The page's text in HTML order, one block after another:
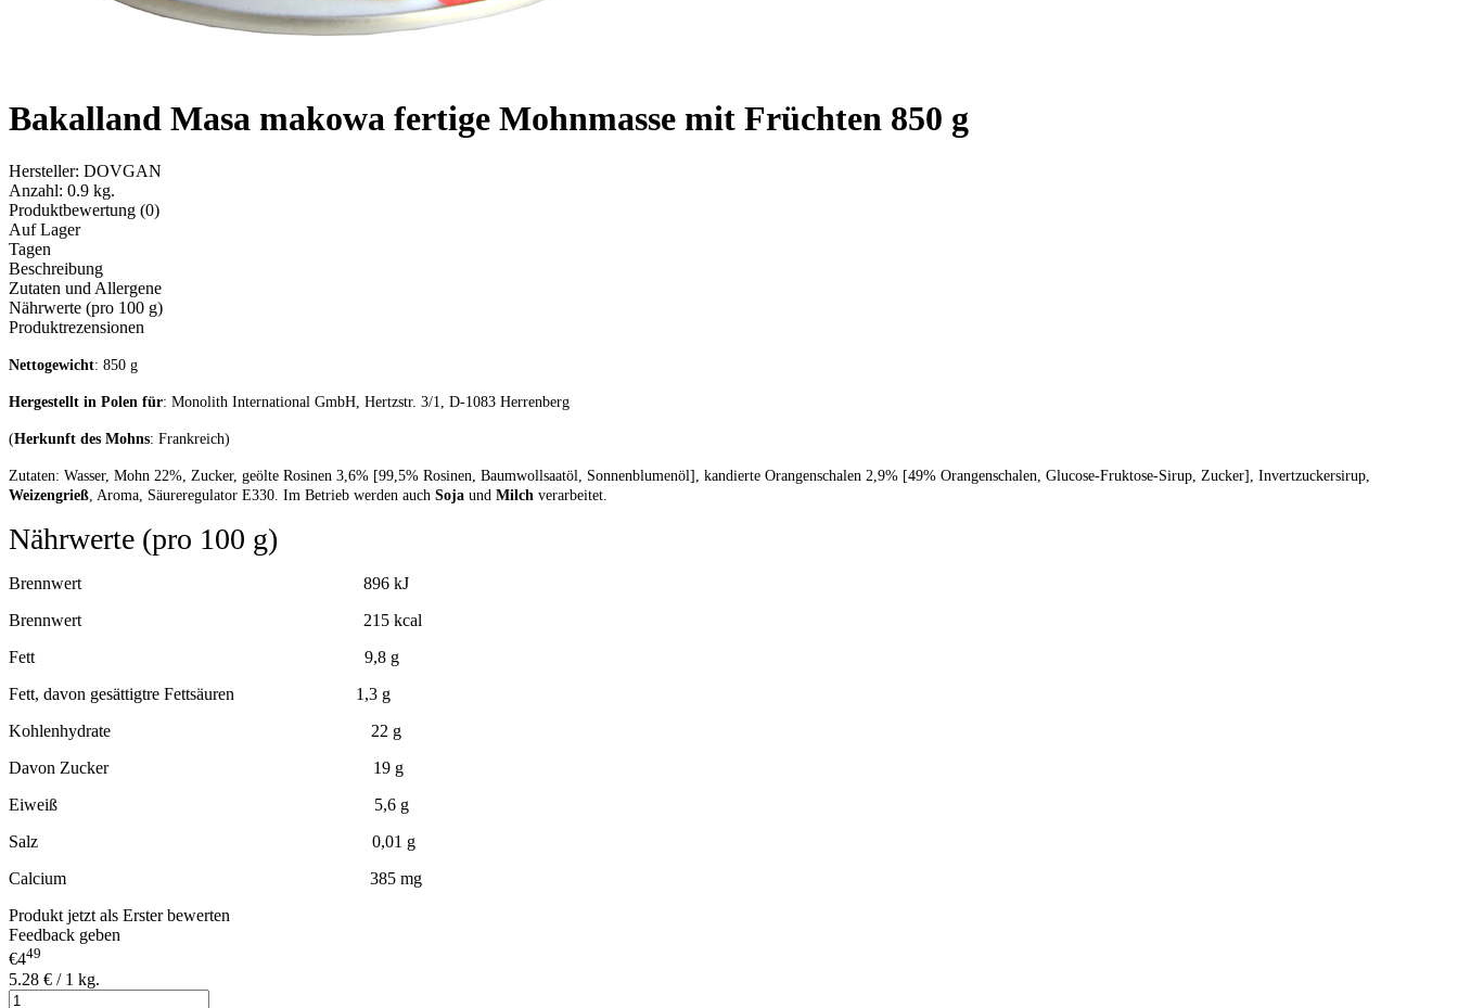
Bakalland Masa makowa fertige Mohnmasse mit Früchten 850 g
Hersteller: DOVGAN
Anzahl: 0.9 kg.
Produktbewertung (0)
Auf Lager
Tagen
Beschreibung
Zutaten und Allergene
Nährwerte (pro 100 g)
Produktrezensionen
Nettogewicht: 850 g
Hergestellt in Polen für: Monolith International GmbH, Hertzstr. 3/1, D-1083 Herrenberg
(Herkunft des Mohns: Frankreich)
Zutaten: Wasser, Mohn 22%, Zucker, geölte Rosinen 3,6% [99,5% Rosinen, Baumwollsaatöl, Sonnenblumenöl], kandierte Orangenschalen 2,9% [49% Orangenschalen, Glucose-Fruktose-Sirup, Zucker], Invertzuckersirup,
Weizengrieß, Aroma, Säureregulator E330. Im Betrieb werden auch Soja und Milch verarbeitet.
Nährwerte (pro 100 g)
Brennwert 896 kJ
Brennwert 215 kcal
Fett 9,8 g
Fett, davon gesättigtre Fettsäuren 1,3 g
Kohlenhydrate 22 g
Davon Zucker 19 g
Eiweiß 5,6 g
Salz 0,01 g
Calcium 385 mg
Produkt jetzt als Erster bewerten
Feedback geben
€449
5.28 € / 1 kg.